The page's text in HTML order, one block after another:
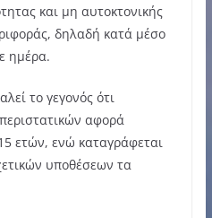
και μη αυτοκτονικής
δηλαδή κατά μέσο
ημέρα.
το γεγονός ότι
αφορά
ετών, ενώ καταγράφεται
υποθέσεων τα